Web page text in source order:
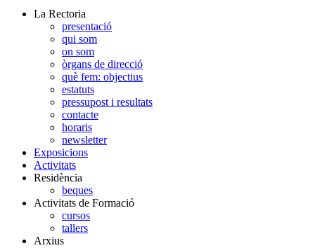
La Rectoria
presentació
qui som
on som
òrgans de direcció
què fem: objectius
estatuts
pressupost i resultats
contacte
horaris
newsletter
Exposicions
Activitats
Residència
beques
Activitats de Formació
cursos
tallers
Arxius